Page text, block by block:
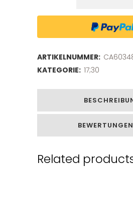
ARTIKELNUMMER:
KATEGORIE: 17;30
Related